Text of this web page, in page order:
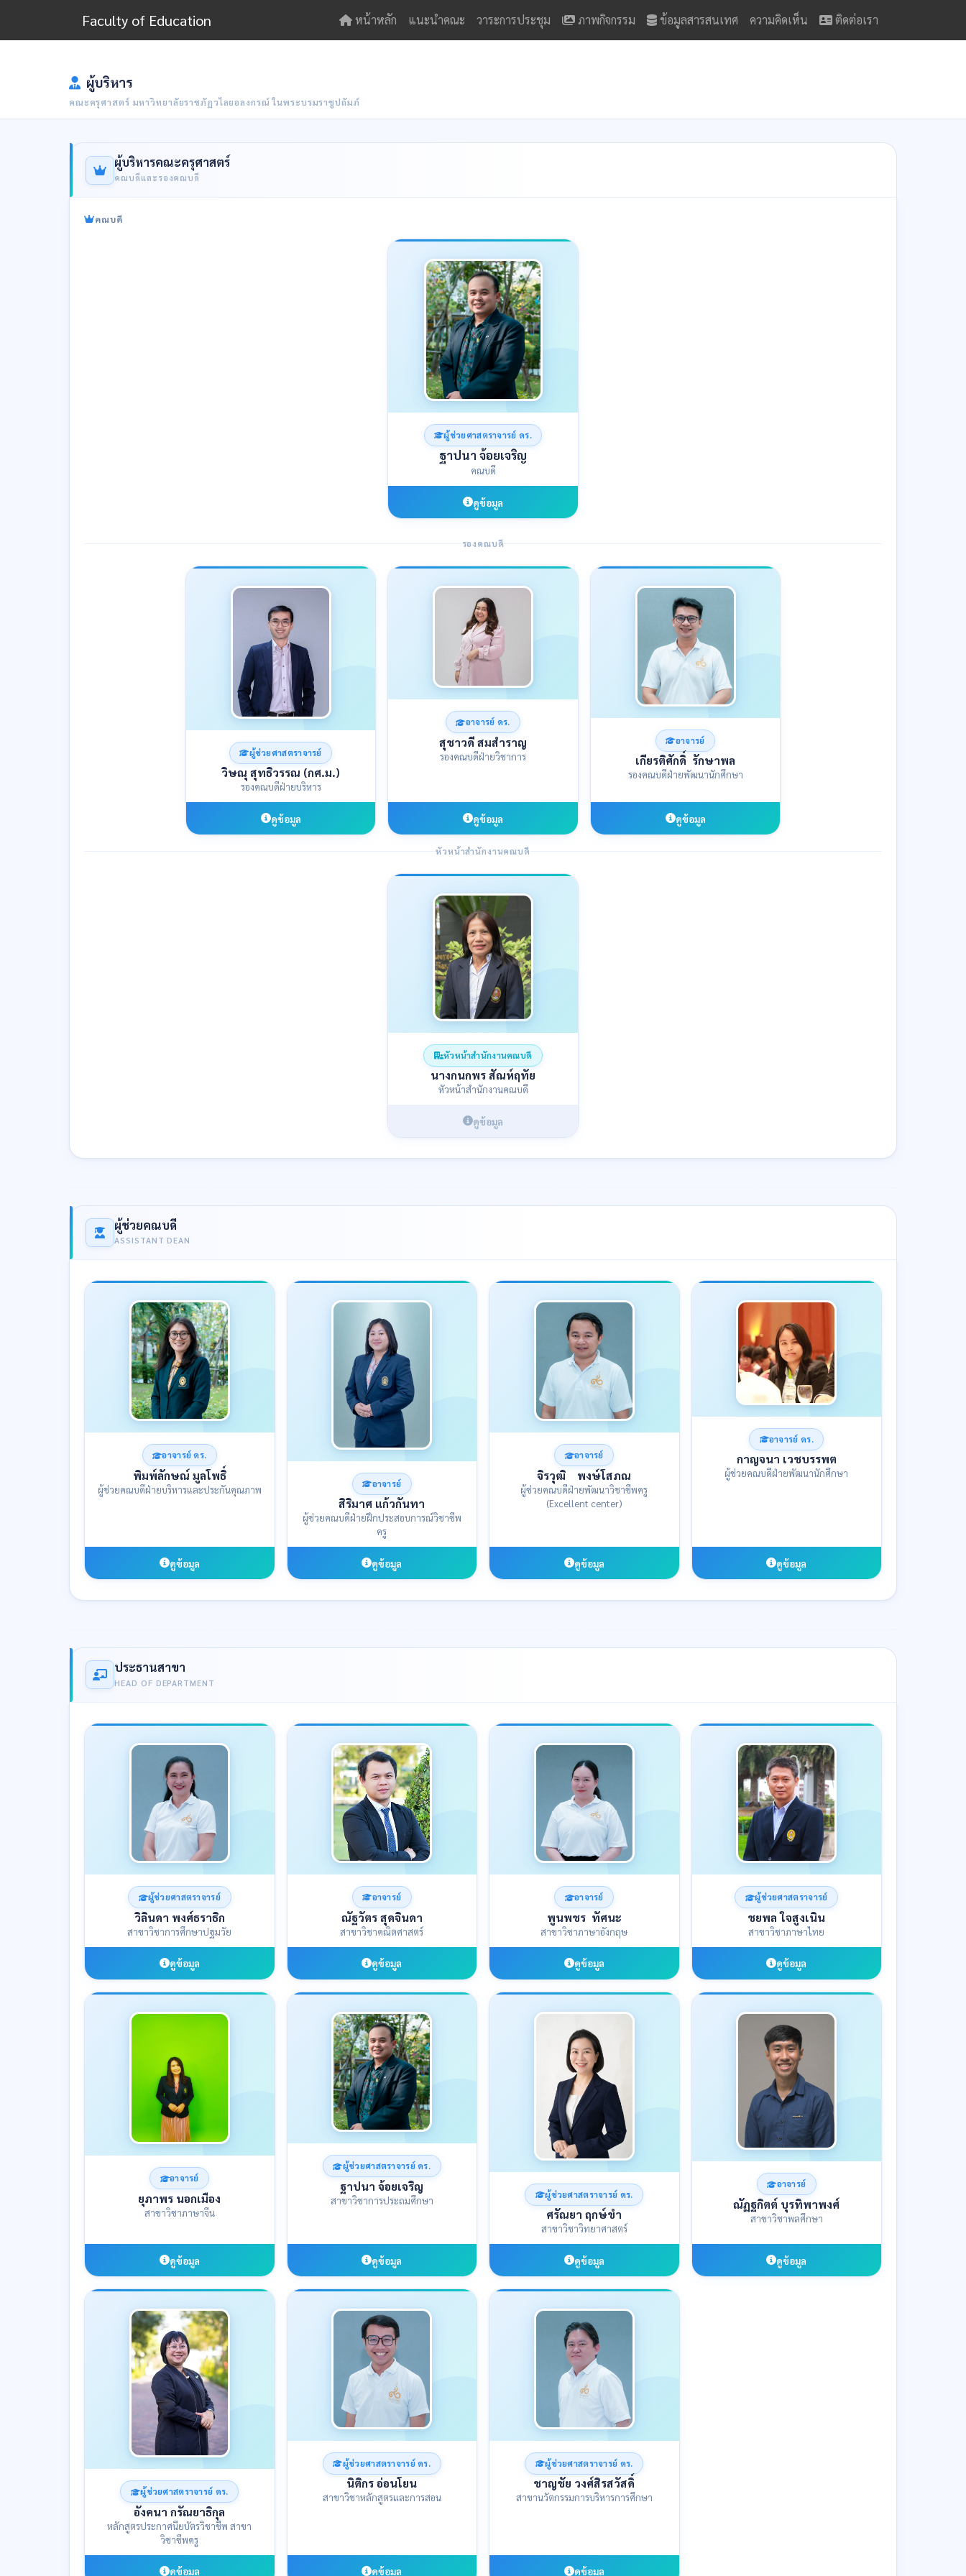
Faculty of Education หน้าหลัก แนะนำคณะ วาระการประชุม ภาพกิจกรรม ข้อมูลสารสนเทศ ความคิดเห็น ติดต่อเรา
ผู้บริหาร
คณะครุศาสตร์ มหาวิทยาลัยราชภัฏวไลยอลงกรณ์ ในพระบรมราชูปถัมภ์
ผู้บริหารคณะครุศาสตร์
คณบดีและรองคณบดี
คณบดี
ผู้ช่วยศาสตราจารย์ ดร.
ฐาปนา จ้อยเจริญ
คณบดี
ดูข้อมูล
รองคณบดี
ผู้ช่วยศาสตราจารย์
วิษณุ สุทธิวรรณ (กศ.ม.)
รองคณบดีฝ่ายบริหาร
ดูข้อมูล
อาจารย์ ดร.
สุชาวดี สมสำราญ
รองคณบดีฝ่ายวิชาการ
ดูข้อมูล
อาจารย์
เกียรติศักดิ์ รักษาพล
รองคณบดีฝ่ายพัฒนานักศึกษา
ดูข้อมูล
หัวหน้าสำนักงานคณบดี
หัวหน้าสำนักงานคณบดี
นางกนกพร สัณห์ฤทัย
หัวหน้าสำนักงานคณบดี
ดูข้อมูล
ผู้ช่วยคณบดี
ASSISTANT DEAN
อาจารย์ ดร.
พิมพ์ลักษณ์ มูลโพธิ์
ผู้ช่วยคณบดีฝ่ายบริหารและประกันคุณภาพ
ดูข้อมูล
อาจารย์
สิริมาศ แก้วกันทา
ผู้ช่วยคณบดีฝ่ายฝึกประสอบการณ์วิชาชีพ
ครู
ดูข้อมูล
อาจารย์
จิรวุฒิ พงษ์โสภณ
ผู้ช่วยคณบดีฝ่ายพัฒนาวิชาชีพครู
(Excellent center)
ดูข้อมูล
อาจารย์ ดร.
กาญจนา เวชบรรพต
ผู้ช่วยคณบดีฝ่ายพัฒนานักศึกษา
ดูข้อมูล
ประธานสาขา
HEAD OF DEPARTMENT
ผู้ช่วยศาสตราจารย์
วิลินดา พงศ์ธราธิก
สาขาวิชาการศึกษาปฐมวัย
ดูข้อมูล
อาจารย์
ณัฐวัตร สุดจินดา
สาขาวิชาคณิตศาสตร์
ดูข้อมูล
อาจารย์
พูนพชร ทัศนะ
สาขาวิชาภาษาอังกฤษ
ดูข้อมูล
ผู้ช่วยศาสตราจารย์
ชยพล ใจสูงเนิน
สาขาวิชาภาษาไทย
ดูข้อมูล
อาจารย์
ยุภาพร นอกเมือง
สาขาวิชาภาษาจีน
ดูข้อมูล
ผู้ช่วยศาสตราจารย์ ดร.
ฐาปนา จ้อยเจริญ
สาขาวิชาการประถมศึกษา
ดูข้อมูล
ผู้ช่วยศาสตราจารย์ ดร.
ศรัณยา ฤกษ์ขำ
สาขาวิชาวิทยาศาสตร์
ดูข้อมูล
อาจารย์
ณัฏฐกิตต์ บุรทิพาพงศ์
สาขาวิชาพลศึกษา
ดูข้อมูล
ผู้ช่วยศาสตราจารย์ ดร.
อังคนา กรัณยาธิกุล
หลักสูตรประกาศนียบัตรวิชาชีพ สาขา
วิชาชีพครู
ดูข้อมูล
ผู้ช่วยศาสตราจารย์ ดร.
นิติกร อ่อนโยน
สาขาวิชาหลักสูตรและการสอน
ดูข้อมูล
ผู้ช่วยศาสตราจารย์ ดร.
ชาญชัย วงศ์สิรสวัสดิ์
สาขานวัตกรรมการบริหารการศึกษา
ดูข้อมูล